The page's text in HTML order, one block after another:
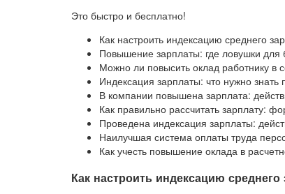
Это быстро и бесплатно!
Как настроить индексацию среднего
Повышение зарплаты: где ловушки для
Можно ли повысить оклад работнику в
Индексация зарплаты: что нужно
В компании повышена зарплата:
Как правильно рассчитать зарплату:
Проведена индексация зарплаты:
Наилучшая система оплаты труда
Как учесть повышение оклада в
Как настроить индексацию среднего